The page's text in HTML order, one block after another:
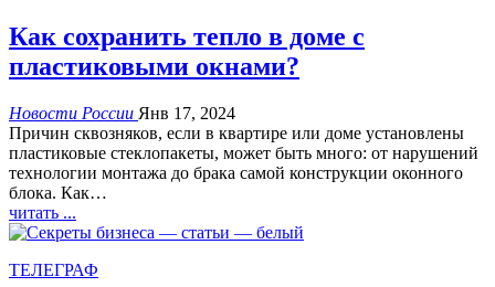
Как сохранить тепло в доме с
пластиковыми окнами?
Новости России Янв 17, 2024
Причин сквозняков, если в квартире или доме установлены
пластиковые стеклопакеты, может быть много: от нарушений
технологии монтажа до брака самой конструкции оконного
блока. Как…
читать ...
ТЕЛЕГРАФ